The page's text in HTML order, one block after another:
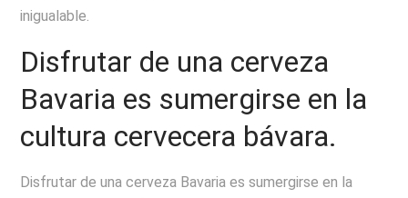
inigualable.
Disfrutar de una cerveza
Bavaria es sumergirse en la
cultura cervecera bávara.
Disfrutar de una cerveza Bavaria es sumergirse en la